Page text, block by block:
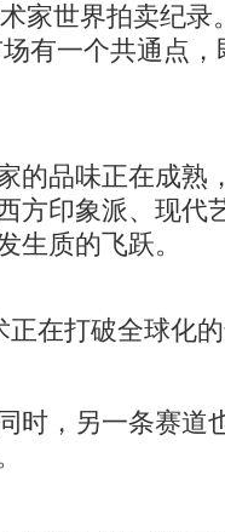
家世界拍卖纪录
有一个共通点
的品味正在成熟
方印象派、现代
生质的飞跃。
在打破全球化
时，另一条赛